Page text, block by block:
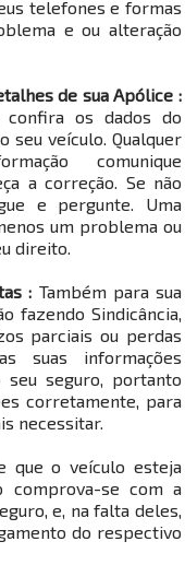
telefones e formas
e ou alteração
de sua Apólice :
confira os dados do
seu veículo. Qualquer
comunique
a correção. Se não
e pergunte. Uma
um problema ou
direito.
: Também para sua
fazendo Sindicância,
parciais ou perdas
suas informações
seguro, portanto
corretamente, para
necessitar.
que o veículo esteja
comprova-se com a
e, na falta deles,
do respectivo